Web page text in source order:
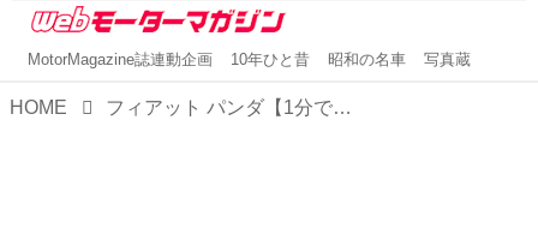
MotorMagazine誌連動企画 10年ひと昔 昭和の名車 写真蔵
HOME フィアット パンダ【1分で読める輸入車解説／2022年現行モデル】